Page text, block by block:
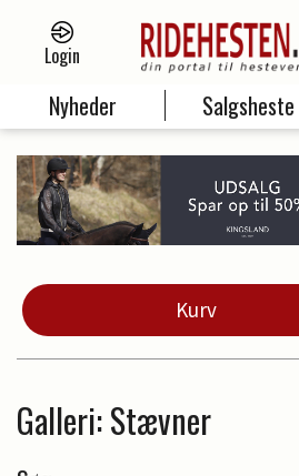
Login
Nyheder Salgsheste
Kurv
Galleri: Stævner